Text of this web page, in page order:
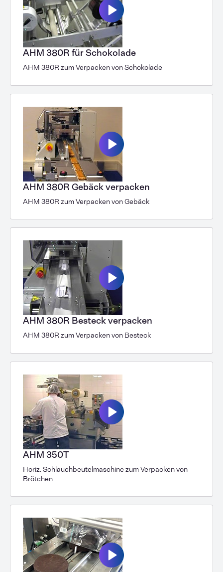
AHM 380R für Schokolade
AHM 380R zum Verpacken von Schokolade
AHM 380R Gebäck verpacken
AHM 380R zum Verpacken von Gebäck
AHM 380R Besteck verpacken
AHM 380R zum Verpacken von Besteck
AHM 350T
Horiz. Schlauchbeutelmaschine zum Verpacken von
Brötchen